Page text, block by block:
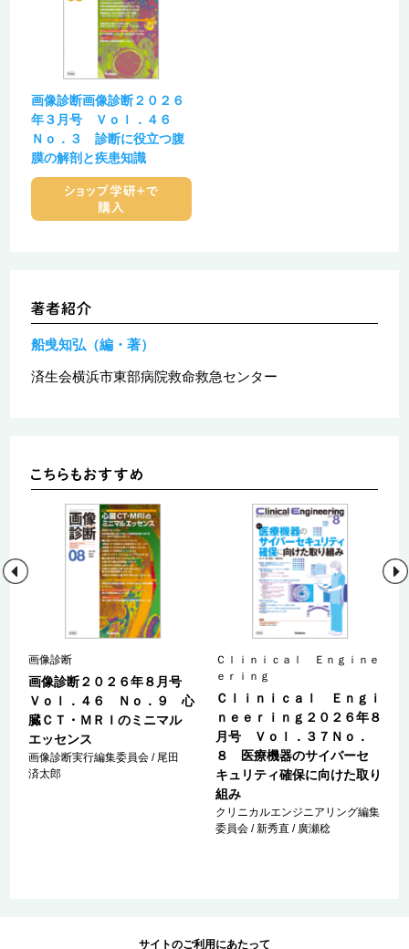
画像診断画像診断２０２６
年３月号 Ｖｏｌ．４６
Ｎｏ．３ 診断に役立つ腹
膜の解剖と疾患知識
船曵知弘（編・著）
済生会横浜市東部病院救命救急センター
画像診断
画像診断２０２６年８月号
Ｖｏｌ．４６ Ｎｏ．９ 心
臓ＣＴ・ＭＲＩのミニマル
エッセンス
画像診断実行編集委員会 / 尾田
済太郎
Ｃｌｉｎｉｃａｌ Ｅｎｇｉｎｅ
ｅｒｉｎｇ
Ｃｌｉｎｉｃａｌ Ｅｎｇｉ
ｎｅｅｒｉｎｇ２０２６年８
月号 Ｖｏｌ．３７Ｎｏ．
８ 医療機器のサイバーセ
キュリティ確保に向けた取り
組み
クリニカルエンジニアリング編集
委員会 / 新秀直 / 廣瀬稔
サイトのご利用にあたって